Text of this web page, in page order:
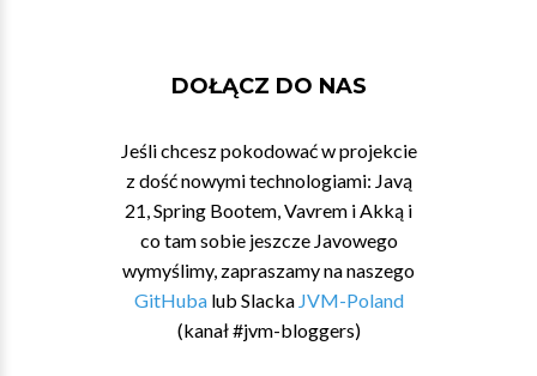
DOŁĄCZ DO NAS
Jeśli chcesz pokodować w projekcie
z dość nowymi technologiami: Javą
21, Spring Bootem, Vavrem i Akką i
co tam sobie jeszcze Javowego
wymyślimy, zapraszamy na naszego
GitHubalub Slacka JVM-Poland
(kanał #jvm-bloggers)